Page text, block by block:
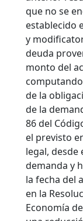
que no se
establecido
y
deuda
monto del
de la
de la
86 del
el previsto
legal,
demanda y
la fecha del
en la
Economía